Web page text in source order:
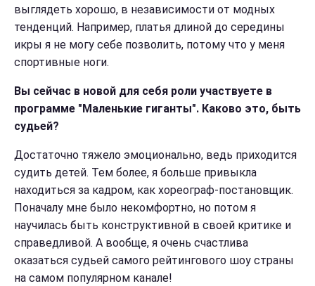
выглядеть хорошо, в независимости от модных
тенденций. Например, платья длиной до середины
икры я не могу себе позволить, потому что у меня
спортивные ноги.
Вы сейчас в новой для себя роли участвуете в
программе "Маленькие гиганты". Каково это, быть
судьей?
Достаточно тяжело эмоционально, ведь приходится
судить детей. Тем более, я больше привыкла
находиться за кадром, как хореограф-постановщик.
Поначалу мне было некомфортно, но потом я
научилась быть конструктивной в своей критике и
справедливой. А вообще, я очень счастлива
оказаться судьей самого рейтингового шоу страны
на самом популярном канале!